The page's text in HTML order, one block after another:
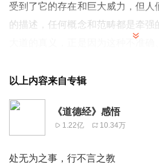
受到了它的存在和巨大威力，但人
的描述，任何概念和范畴都是牵强
无忧无虑、自由自在的境界中去。
和它的真实内涵，他们能抛弃和超
取顺其自然的态度来对待人和事，
看似消极，其实是一种真正的积极
身精神境界的提升。他们能真正
以上内容来自专辑
《道德经》感悟
1.22亿 10.34万
处无为之事，行不言之教